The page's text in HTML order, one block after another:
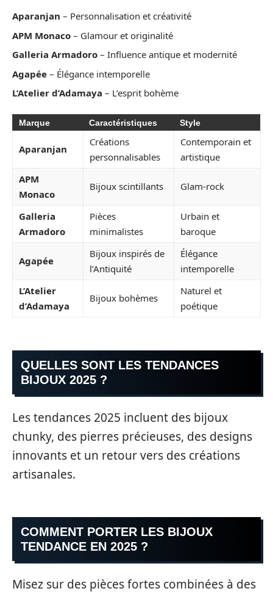
Aparanjan – Personnalisation et créativité
APM Monaco – Glamour et originalité
Galleria Armadoro – Influence antique et modernité
Agapée – Élégance intemporelle
L’Atelier d’Adamaya – L’esprit bohème
Marque Caractéristiques Style
Aparanjan
Créations
personnalisables
Contemporain et
artistique
APM
Monaco
Bijoux scintillants Glam-rock
Galleria
Armadoro
Pièces
minimalistes
Urbain et
baroque
Agapée
Bijoux inspirés de
l’Antiquité
Élégance
intemporelle
L’Atelier
d’Adamaya
Bijoux bohèmes
Naturel et
poétique
QUELLES SONT LES TENDANCES
BIJOUX 2025 ?
Les tendances 2025 incluent des bijoux
chunky, des pierres précieuses, des designs
innovants et un retour vers des créations
artisanales.
COMMENT PORTER LES BIJOUX
TENDANCE EN 2025 ?
Misez sur des pièces fortes combinées à des